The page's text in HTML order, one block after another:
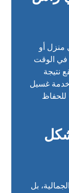
منزل أو
في الوقت
نتيجة
خدمة غسيل
بل